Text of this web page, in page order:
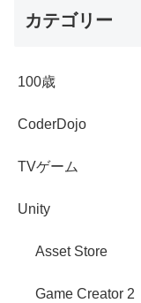
カテゴリー
100歳
CoderDojo
TVゲーム
Unity
Asset Store
Game Creator 2